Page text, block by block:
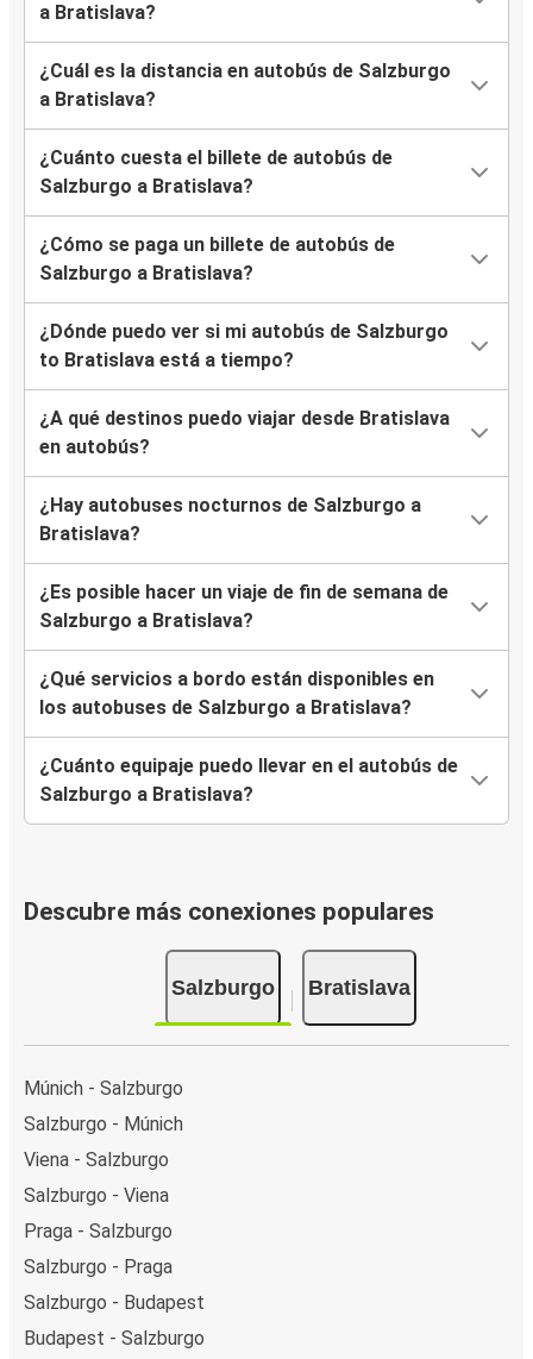
a Bratislava?
¿Cuál es la distancia en autobús de Salzburgo
a Bratislava?
¿Cuánto cuesta el billete de autobús de
Salzburgo a Bratislava?
¿Cómo se paga un billete de autobús de
Salzburgo a Bratislava?
¿Dónde puedo ver si mi autobús de Salzburgo
to Bratislava está a tiempo?
¿A qué destinos puedo viajar desde Bratislava
en autobús?
¿Hay autobuses nocturnos de Salzburgo a
Bratislava?
¿Es posible hacer un viaje de fin de semana de
Salzburgo a Bratislava?
¿Qué servicios a bordo están disponibles en
los autobuses de Salzburgo a Bratislava?
¿Cuánto equipaje puedo llevar en el autobús de
Salzburgo a Bratislava?
Descubre más conexiones populares
Salzburgo Bratislava
Múnich - Salzburgo
Salzburgo - Múnich
Viena - Salzburgo
Salzburgo - Viena
Praga - Salzburgo
Salzburgo - Praga
Salzburgo - Budapest
Budapest - Salzburgo